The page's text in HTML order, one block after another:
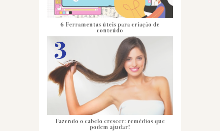
6 Ferramentas úteis para criação de
conteúdo
Fazendo o cabelo crescer: remédios que
podem ajudar!